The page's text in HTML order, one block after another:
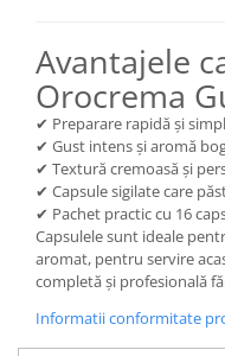
Avantajele
Orocrema
✔ Preparare rapidă și
✔ Gust intens și aromă
✔ Textură cremoasă și
✔ Capsule sigilate care
✔ Pachet practic cu 16
Capsulele sunt ideale
aromat, pentru servire
completă și profesională
Informatii conformitate